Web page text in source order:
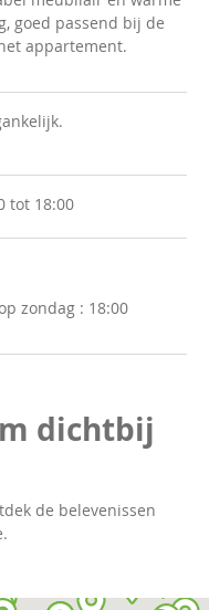
goed passend bij de
appartement.
tot 18:00
zondag : 18:00
dichtbij
de belevenissen